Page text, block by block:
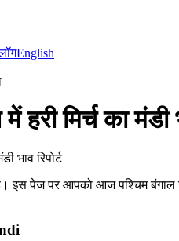
English
मेंहरी मिर्चका मंडी
भाव रिपोर्ट
इस पेज पर आपको आज पश्चिम बंगाल